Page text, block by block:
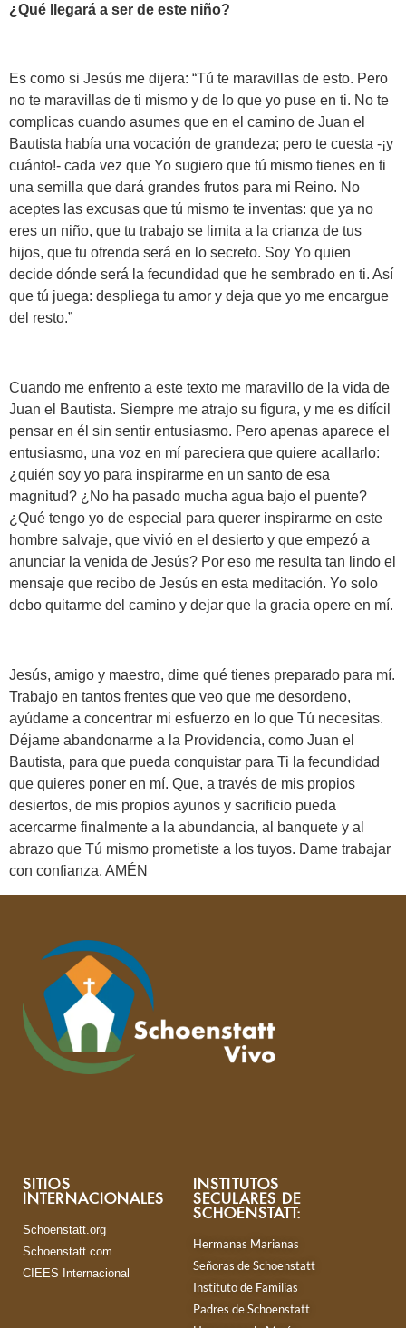
¿Qué llegará a ser de este niño?
Es como si Jesús me dijera: “Tú te maravillas de esto. Pero
no te maravillas de ti mismo y de lo que yo puse en ti. No te
complicas cuando asumes que en el camino de Juan el
Bautista había una vocación de grandeza; pero te cuesta -¡y
cuánto!- cada vez que Yo sugiero que tú mismo tienes en ti
una semilla que dará grandes frutos para mi Reino. No
aceptes las excusas que tú mismo te inventas: que ya no
eres un niño, que tu trabajo se limita a la crianza de tus
hijos, que tu ofrenda será en lo secreto. Soy Yo quien
decide dónde será la fecundidad que he sembrado en ti. Así
que tú juega: despliega tu amor y deja que yo me encargue
del resto.”
Cuando me enfrento a este texto me maravillo de la vida de
Juan el Bautista. Siempre me atrajo su figura, y me es difícil
pensar en él sin sentir entusiasmo. Pero apenas aparece el
entusiasmo, una voz en mí pareciera que quiere acallarlo:
¿quién soy yo para inspirarme en un santo de esa
magnitud? ¿No ha pasado mucha agua bajo el puente?
¿Qué tengo yo de especial para querer inspirarme en este
hombre salvaje, que vivió en el desierto y que empezó a
anunciar la venida de Jesús? Por eso me resulta tan lindo el
mensaje que recibo de Jesús en esta meditación. Yo solo
debo quitarme del camino y dejar que la gracia opere en mí.
Jesús, amigo y maestro, dime qué tienes preparado para mí.
Trabajo en tantos frentes que veo que me desordeno,
ayúdame a concentrar mi esfuerzo en lo que Tú necesitas.
Déjame abandonarme a la Providencia, como Juan el
Bautista, para que pueda conquistar para Ti la fecundidad
que quieres poner en mí. Que, a través de mis propios
desiertos, de mis propios ayunos y sacrificio pueda
acercarme finalmente a la abundancia, al banquete y al
abrazo que Tú mismo prometiste a los tuyos. Dame trabajar
con confianza. AMÉN
SITIOS
INTERNACIONALES
Schoenstatt.org
Schoenstatt.com
CIEES Internacional
INSTITUTOS
SECULARES DE
SCHOENSTATT:
Hermanas Marianas
Señoras de Schoenstatt
Instituto de Familias
Padres de Schoenstatt